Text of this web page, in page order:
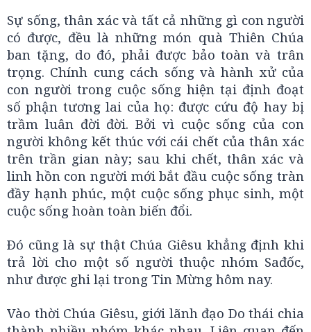
Sự sống, thân xác và tất cả những gì con người
có được, đều là những món quà Thiên Chúa
ban tặng, do đó, phải được bảo toàn và trân
trọng. Chính cung cách sống và hành xử của
con người trong cuộc sống hiện tại định đoạt
số phận tương lai của họ: được cứu độ hay bị
trầm luân đời đời. Bởi vì cuộc sống của con
người không kết thúc với cái chết của thân xác
trên trần gian này; sau khi chết, thân xác và
linh hồn con người mới bắt đầu cuộc sống tràn
đầy hạnh phúc, một cuộc sống phục sinh, một
cuộc sống hoàn toàn biến đổi.
Ðó cũng là sự thật Chúa Giêsu khẳng định khi
trả lời cho một số người thuộc nhóm Sađốc,
như được ghi lại trong Tin Mừng hôm nay.
Vào thời Chúa Giêsu, giới lãnh đạo Do thái chia